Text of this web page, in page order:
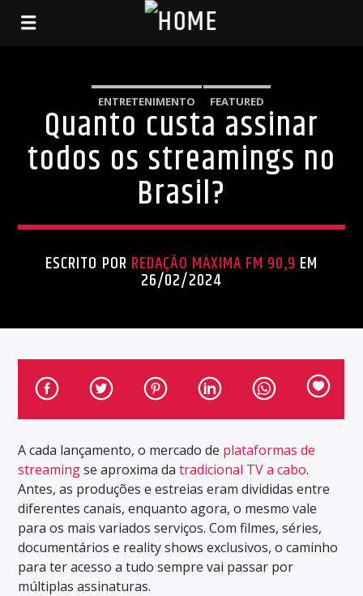
ENTRETENIMENTO FEATURED
Quanto custa assinar
todos os streamings no
Brasil?
ESCRITO POR REDAÇÃO MÁXIMA FM 90,9 EM
26/02/2024
A cada lançamento, o mercado de plataformas de
streamingse aproxima datradicional TV a cabo.
Antes, as produções e estreias eram divididas entre
diferentes canais, enquanto agora, o mesmo vale
para os mais variados serviços. Com filmes, séries,
documentários e reality shows exclusivos, o caminho
para ter acesso a tudo sempre vai passar por
múltiplas assinaturas.